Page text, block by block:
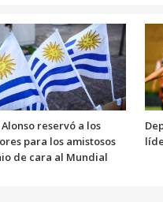
reservó a los
para los amistosos
de cara al Mundial